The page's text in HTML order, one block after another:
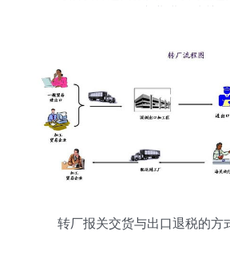
转厂报关交货与出口退税的方